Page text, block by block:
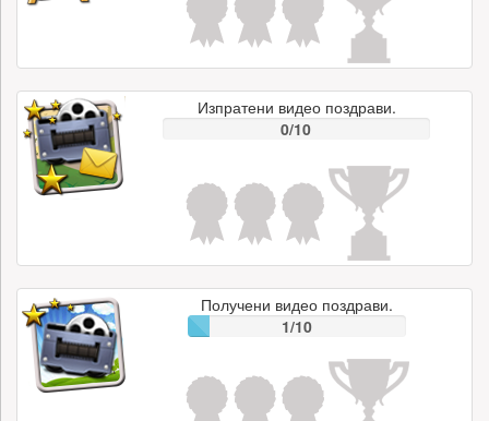
Изпратени видео поздрави.
0/10
Получени видео поздрави.
1/10